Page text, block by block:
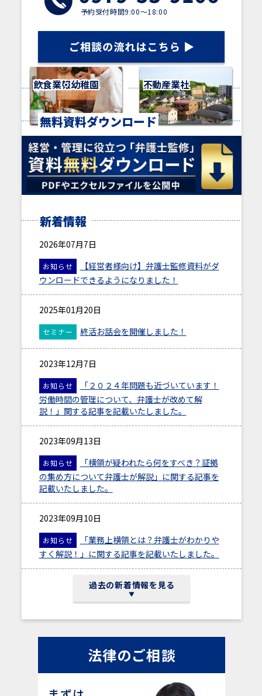
予約受付時間9:00～18:00
業種別メニュー
医療機関 寺社・神社
IT・情報通信業 介護職
建設業 運送業
保育園・幼稚園 不動産業
飲食業
無料資料ダウンロード
新着情報
2026年07月7日
お知らせ
【経営者様向け】弁護士監修資料がダ
ウンロードできるようになりました！
2025年01月20日
セミナー 終活お話会を開催しました！
2023年12月7日
お知らせ
「２０２４年問題も近づいています！
労働時間の管理について、弁護士が改めて解
説！」関する記事を記載いたしました。
2023年09月13日
お知らせ
「横領が疑われたら何をすべき？証拠
の集め方について弁護士が解説」に関する記事を
記載いたしました。
2023年09月10日
お知らせ
「業務上横領とは？弁護士がわかりや
すく解説！」に関する記事を記載いたしました。
2023年09月1日
「解雇とは？日本の労働法制の特徴、
解雇の全体像を弁護士がわかりやすく解説」に関
2023年7月18日 午後19時～
弊所弁護士所属の委員会事業！２０２
過去の新着情報を見る
法律のご相談